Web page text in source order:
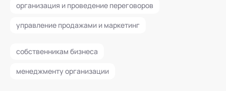
организация и проведение переговоров
управление продажами и маркетинг
собственникам бизнеса
менеджменту организации